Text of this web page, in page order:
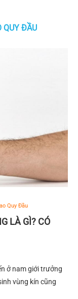
QUY ĐẦU
Quy Đầu
LÀ GÌ? CÓ
ở nam giới trưởng
vùng kín cũng